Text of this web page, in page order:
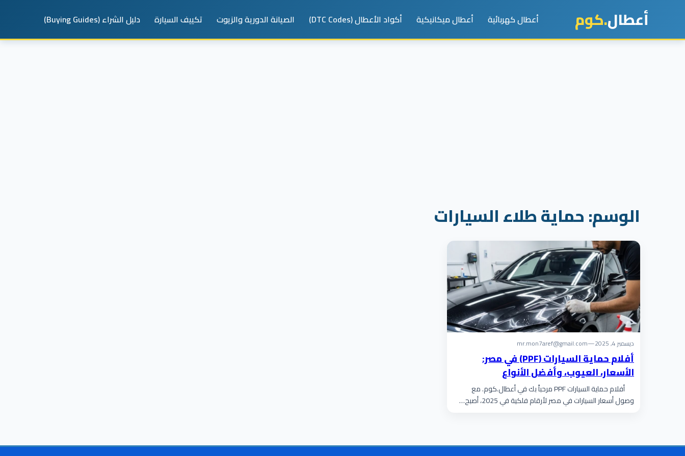
أعطال.كوم أعطال كهربائية أعطال ميكانيكية أكواد الأعطال (DTC Codes) الصيانة الدورية والزيوت تكييف السيارة دليل الشراء (Buying Guides)
الوسم:حماية طلاء السيارات
ديسمبر 4, 2025 —
mr.mon7aref@gmail.com
أفلام حماية السيارات (PPF) في مصر:
الأسعار، العيوب، وأفضل الأنواع
أفلام حماية السيارات PPF مرحباً بك في أعطال.كوم. مع
وصول أسعار السيارات في مصر لأرقام فلكية في 2025، أصبح…